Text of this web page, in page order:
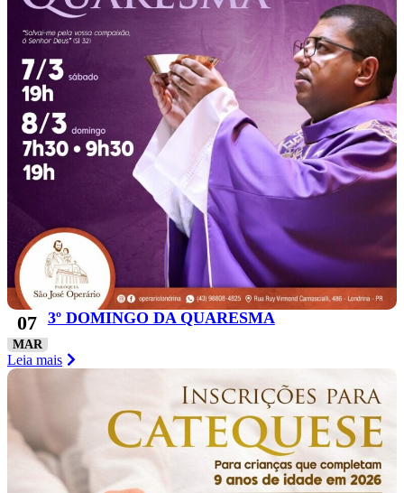
07
MAR
3º DOMINGO DA QUARESMA
Leia mais